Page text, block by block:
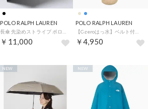
POLO RALPH LAUREN
￥11,000
POLO RALPH LAUREN
【C-zeroはっ水】ベルト付き傘袋 ショルダーバッグ ポロベア シーズンベア ユニセックス 70D （ベージュ）
￥4,950
NEW NEW